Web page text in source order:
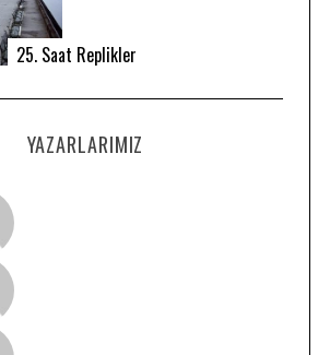
25. Saat Replikler
YAZARLARIMIZ